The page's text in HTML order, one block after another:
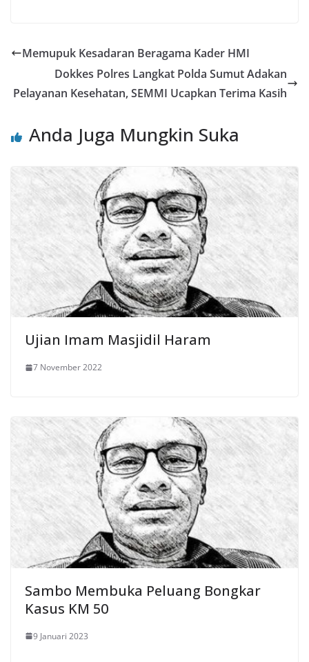
Memupuk Kesadaran Beragama Kader HMI
Dokkes Polres Langkat Polda Sumut Adakan
Pelayanan Kesehatan, SEMMI Ucapkan Terima Kasih
Anda Juga Mungkin Suka
Ujian Imam Masjidil Haram
7 November 2022
Sambo Membuka Peluang Bongkar
Kasus KM 50
9 Januari 2023